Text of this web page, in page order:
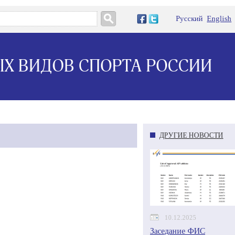
Русский English
ВИДОВ СПОРТА РОССИИ
ДРУГИЕ НОВОСТИ
10.12.2025
Заседание ФИС